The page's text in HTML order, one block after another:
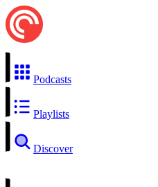
Podcasts
Playlists
Discover